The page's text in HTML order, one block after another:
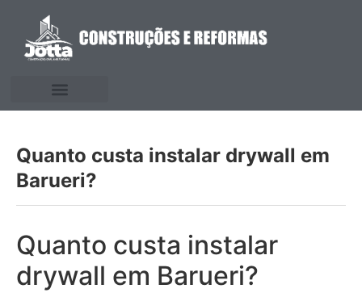
Quanto custa instalar drywall em
Barueri?
Quanto custa instalar
drywall em Barueri?